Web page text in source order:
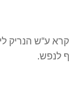
ע“ש
לנפש.